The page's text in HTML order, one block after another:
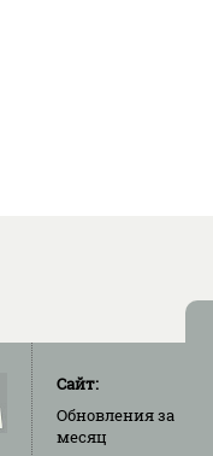
Сайт:
Обновленияза
месяц